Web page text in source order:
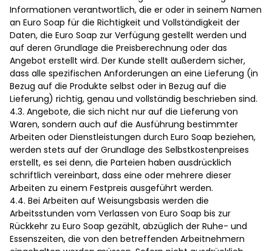
Informationen verantwortlich, die er oder in seinem Namen
an Euro Soap für die Richtigkeit und Vollständigkeit der
Daten, die Euro Soap zur Verfügung gestellt werden und
auf deren Grundlage die Preisberechnung oder das
Angebot erstellt wird. Der Kunde stellt außerdem sicher,
dass alle spezifischen Anforderungen an eine Lieferung (in
Bezug auf die Produkte selbst oder in Bezug auf die
Lieferung) richtig, genau und vollständig beschrieben sind.
4.3. Angebote, die sich nicht nur auf die Lieferung von
Waren, sondern auch auf die Ausführung bestimmter
Arbeiten oder Dienstleistungen durch Euro Soap beziehen,
werden stets auf der Grundlage des Selbstkostenpreises
erstellt, es sei denn, die Parteien haben ausdrücklich
schriftlich vereinbart, dass eine oder mehrere dieser
Arbeiten zu einem Festpreis ausgeführt werden.
4.4. Bei Arbeiten auf Weisungsbasis werden die
Arbeitsstunden vom Verlassen von Euro Soap bis zur
Rückkehr zu Euro Soap gezählt, abzüglich der Ruhe- und
Essenszeiten, die von den betreffenden Arbeitnehmern